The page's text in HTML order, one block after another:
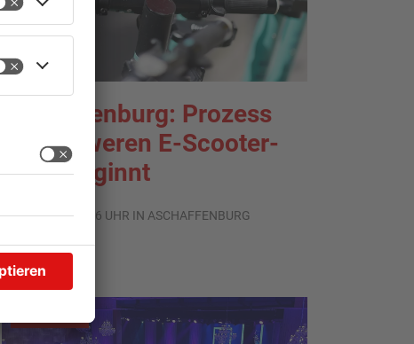
Aschaffenburg: Prozess
um schweren E-Scooter-
Raub beginnt
04.08.2026, 06:36 UHR IN ASCHAFFENBURG